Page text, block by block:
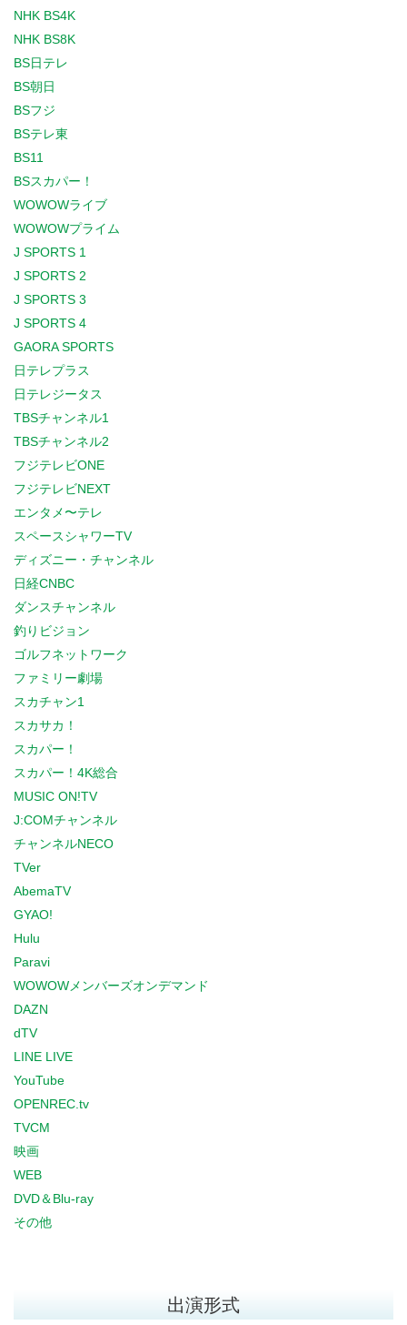
NHK BS4K
NHK BS8K
BS日テレ
BS朝日
BSフジ
BSテレ東
BS11
BSスカパー！
WOWOWライブ
WOWOWプライム
J SPORTS 1
J SPORTS 2
J SPORTS 3
J SPORTS 4
GAORA SPORTS
日テレプラス
日テレジータス
TBSチャンネル1
TBSチャンネル2
フジテレビONE
フジテレビNEXT
エンタメ〜テレ
スペースシャワーTV
ディズニー・チャンネル
日経CNBC
ダンスチャンネル
釣りビジョン
ゴルフネットワーク
ファミリー劇場
スカチャン1
スカサカ！
スカパー！
スカパー！4K総合
MUSIC ON!TV
J:COMチャンネル
チャンネルNECO
TVer
AbemaTV
GYAO!
Hulu
Paravi
WOWOWメンバーズオンデマンド
DAZN
dTV
LINE LIVE
YouTube
OPENREC.tv
TVCM
映画
WEB
DVD＆Blu-ray
その他
出演形式